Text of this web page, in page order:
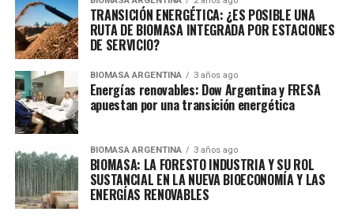
TRANSICIÓN ENERGÉTICA: ¿ES POSIBLE UNA
RUTA DE BIOMASA INTEGRADA POR ESTACIONES
DE SERVICIO?
BIOMASA ARGENTINA 3 años ago
Energías renovables: Dow Argentina y FRESA
apuestan por una transición energética
BIOMASA ARGENTINA 3 años ago
BIOMASA: LA FORESTO INDUSTRIA Y SU ROL
SUSTANCIAL EN LA NUEVA BIOECONOMÍA Y LAS
ENERGÍAS RENOVABLES